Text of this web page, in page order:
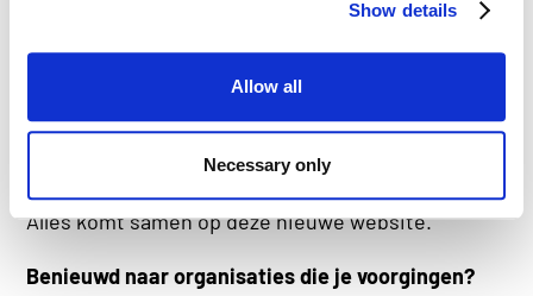
Show details
Allow all
Necessary only
Onze software en bijpassende functionaliteiten
Alles komt samen op deze nieuwe website.
Benieuwd naar organisaties die je voorgingen?